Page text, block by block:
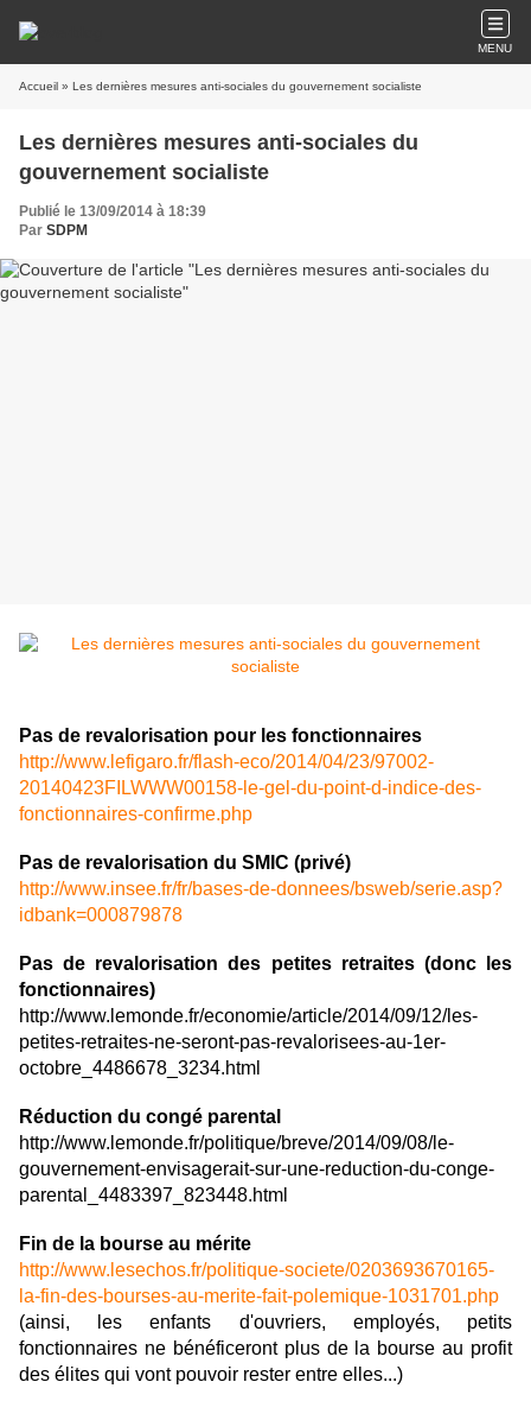
MENU
Accueil » Les dernières mesures anti-sociales du gouvernement socialiste
Les dernières mesures anti-sociales du
gouvernement socialiste
Publié le 13/09/2014 à 18:39
Par SDPM
Pas de revalorisation pour les fonctionnaires
http://www.lefigaro.fr/flash-eco/2014/04/23/97002-
20140423FILWWW00158-le-gel-du-point-d-indice-des-
fonctionnaires-confirme.php
Pas de revalorisation du SMIC (privé)
http://www.insee.fr/fr/bases-de-donnees/bsweb/serie.asp?
idbank=000879878
Pas de revalorisation des petites retraites (donc les
fonctionnaires)
http://www.lemonde.fr/economie/article/2014/09/12/les-
petites-retraites-ne-seront-pas-revalorisees-au-1er-
octobre_4486678_3234.html
Réduction du congé parental
http://www.lemonde.fr/politique/breve/2014/09/08/le-
gouvernement-envisagerait-sur-une-reduction-du-conge-
parental_4483397_823448.html
Fin de la bourse au mérite
http://www.lesechos.fr/politique-societe/0203693670165-
la-fin-des-bourses-au-merite-fait-polemique-1031701.php
(ainsi, les enfants d'ouvriers, employés, petits
fonctionnaires ne bénéficeront plus de la bourse au profit
des élites qui vont pouvoir rester entre elles...)